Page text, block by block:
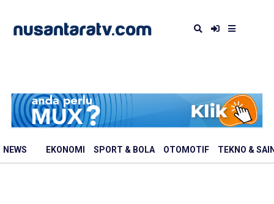
NEWS EKONOMI SPORT & BOLA OTOMOTIF TEKNO &